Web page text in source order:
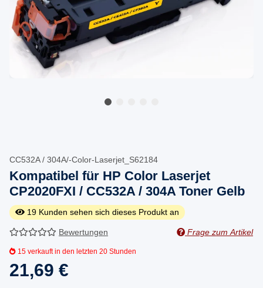
CC532A / 304A/-Color-Laserjet_S62184
Kompatibel für HP Color Laserjet
CP2020FXI / CC532A / 304A Toner Gelb
19 Kunden sehen sich dieses Produkt an
Bewertungen Frage zum Artikel
15 verkauft in den letzten 20 Stunden
21,69 €